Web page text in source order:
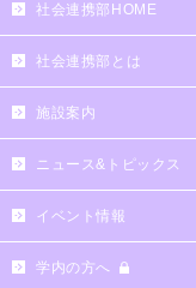
社会連携部HOME
社会連携部とは
施設案内
ニュース&トピックス
イベント情報
学内の方へ